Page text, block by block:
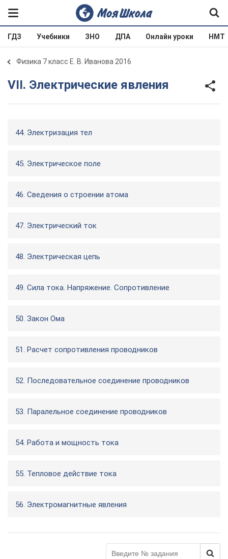
ГДЗ Учебники ЗНО ДПА Онлайн уроки НМТ
Физика 7 класс Е. В. Иванова 2016
VII. Электрические явления
44. Электризация тел
45. Электрическое поле
46. Сведения о строении атома
47. Электрический ток
48. Электрическая цепь
49. Сила тока. Напряжение. Сопротивление
50. Закон Ома
51. Расчет сопротивления проводников
52. Последовательное соединение проводников
53. Паралельное соединение проводников
54. Работа и мощность тока
55. Тепловое действие тока
56. Электромагнитные явления